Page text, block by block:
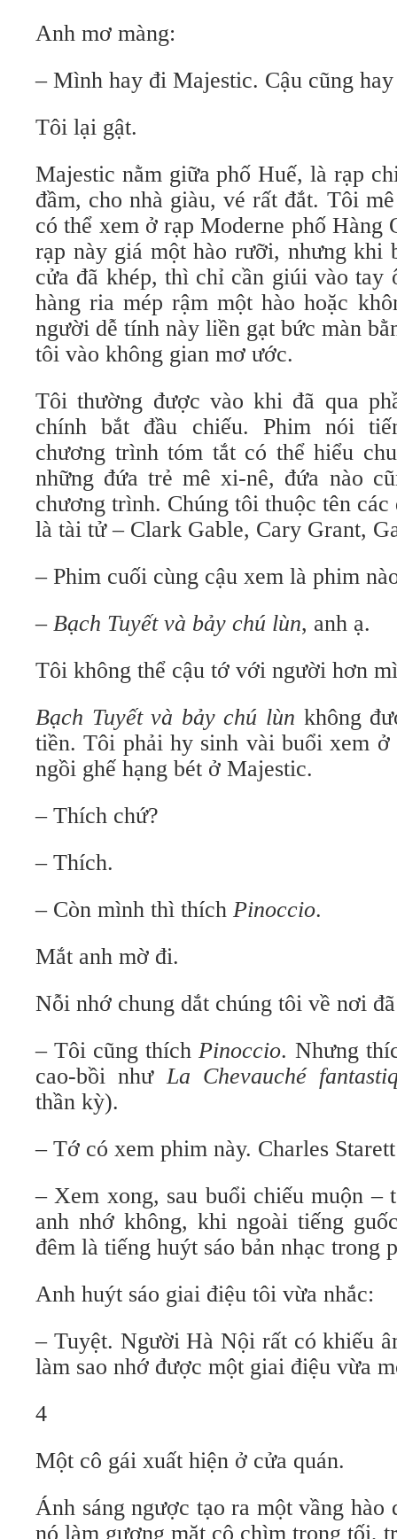
Anh mơ màng:
– Mình hay đi Majestic. Cậu cũng
Tôi lại gật.
Majestic nằm giữa phố Huế, là rạp
đầm, cho nhà giàu, vé rất đắt. Tôi
có thể xem ở rạp Moderne phố Hàng
rạp này giá một hào rưỡi, nhưng khi
cửa đã khép, thì chỉ cần giúi vào tay
hàng ria mép rậm một hào hoặc
người dễ tính này liền gạt bức màn
tôi vào không gian mơ ước.
Tôi thường được vào khi đã qua
chính bắt đầu chiếu. Phim nói
chương trình tóm tắt có thể hiểu
những đứa trẻ mê xi-nê, đứa nào
chương trình. Chúng tôi thuộc tên
là tài tử – Clark Gable, Cary Grant,
– Phim cuối cùng cậu xem là phim
– Bạch Tuyết và bảy chú lùn, anh ạ.
Tôi không thể cậu tớ với người hơn
Bạch Tuyết và bảy chú lùn không
tiền. Tôi phải hy sinh vài buổi xem ở
ngồi ghế hạng bét ở Majestic.
– Thích chứ?
– Thích.
– Còn mình thì thích Pinoccio.
Mắt anh mờ đi.
Nỗi nhớ chung dắt chúng tôi về nơi
– Tôi cũng thíchPinoccio. Nhưng
cao-bồi nhưLa Chevauché
thần kỳ).
– Tớ có xem phim này. Charles
– Xem xong, sau buổi chiếu muộn –
anh nhớ không, khi ngoài tiếng
đêm là tiếng huýt sáo bản nhạc trong
Anh huýt sáo giai điệu tôi vừa nhắc:
– Tuyệt. Người Hà Nội rất có khiếu
làm sao nhớ được một giai điệu vừa
4
Một cô gái xuất hiện ở cửa quán.
Ánh sáng ngược tạo ra một vầng hào
nó làm gương mặt cô chìm trong tối,